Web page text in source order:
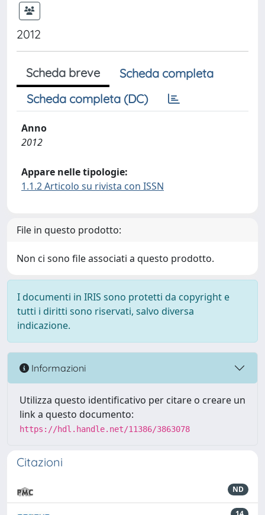
2012
Scheda breve
Scheda completa
Scheda completa (DC)
Anno
2012
Appare nelle tipologie:
1.1.2 Articolo su rivista con ISSN
File in questo prodotto:
Non ci sono file associati a questo prodotto.
I documenti in IRIS sono protetti da copyright e
tutti i diritti sono riservati, salvo diversa
indicazione.
Informazioni
Utilizza questo identificativo per citare o creare un
link a questo documento:
https://hdl.handle.net/11386/3863078
Citazioni
ND